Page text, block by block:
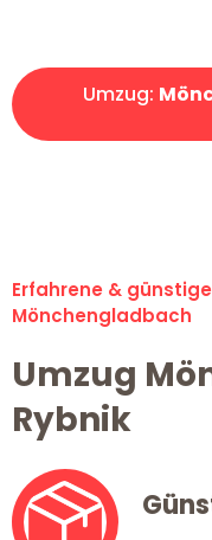
Umzug:
Erfahrene &
Mönchengladbach
Umzug
Rybnik